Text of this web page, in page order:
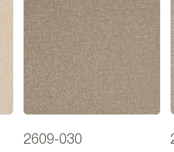
2609-030